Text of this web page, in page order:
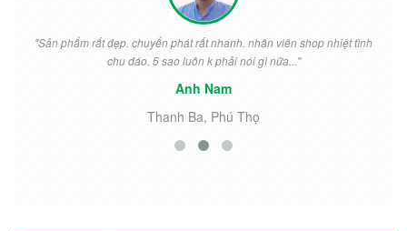
"Sản phẩm rất đẹp. chuyển phát rất nhanh. nhân viên shop nhiệt tình
chu đáo. 5 sao luôn k phải nói gì nữa..."
Anh Nam
Thanh Ba, Phú Thọ